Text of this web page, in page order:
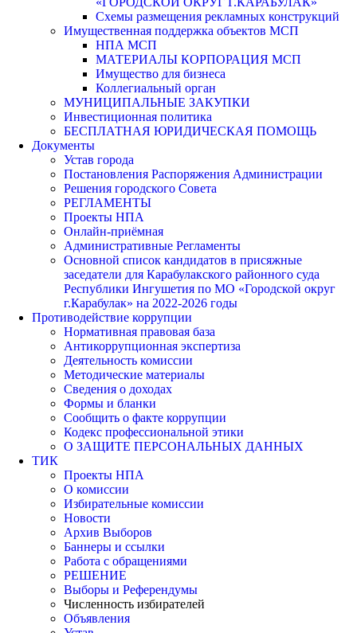
Схемы размещения рекламных конструкций
Имущественная поддержка объектов МСП
НПА МСП
МАТЕРИАЛЫ КОРПОРАЦИЯ МСП
Имущество для бизнеса
Коллегиальный орган
МУНИЦИПАЛЬНЫЕ ЗАКУПКИ
Инвестиционная политика
БЕСПЛАТНАЯ ЮРИДИЧЕСКАЯ ПОМОЩЬ
Документы
Устав города
Постановления Распоряжения Администрации
Решения городского Совета
РЕГЛАМЕНТЫ
Проекты НПА
Онлайн-приёмная
Административные Регламенты
Основной список кандидатов в присяжные
заседатели для Карабулакского районного суда
Республики Ингушетия по МО «Городской округ
г.Карабулак» на 2022-2026 годы
Противодействие коррупции
Нормативная правовая база
Антикоррупционная экспертиза
Деятельность комиссии
Методические материалы
Сведения о доходах
Формы и бланки
Сообщить о факте коррупции
Кодекс профессиональной этики
О ЗАЩИТЕ ПЕРСОНАЛЬНЫХ ДАННЫХ
ТИК
Проекты НПА
О комиссии
Избирательные комиссии
Новости
Архив Выборов
Баннеры и ссылки
Работа с обращениями
РЕШЕНИЕ
Выборы и Референдумы
Численность избирателей
Объявления